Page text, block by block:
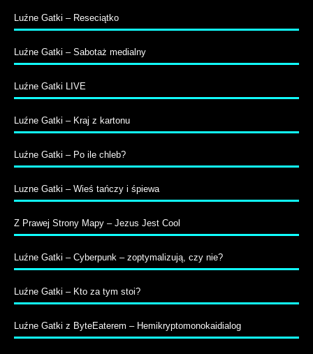
Luźne Gatki – Reseciątko
Luźne Gatki – Sabotaż medialny
Luźne Gatki LIVE
Luźne Gatki – Kraj z kartonu
Luźne Gatki – Po ile chleb?
Luzne Gatki – Wieś tańczy i śpiewa
Z Prawej Strony Mapy – Jezus Jest Cool
Luźne Gatki – Cyberpunk – zoptymalizują, czy nie?
Luźne Gatki – Kto za tym stoi?
Luźne Gatki z ByteEaterem – Hemikryptomonokaidialog